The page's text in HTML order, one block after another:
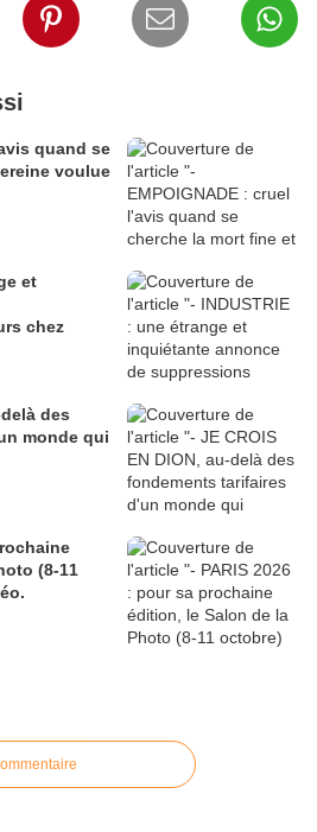
quand se
voulue
et
chez
des
monde qui
(8-11